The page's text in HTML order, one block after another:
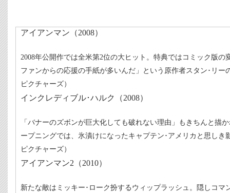
アイアンマン（2008）
2008年公開作では全米第2位の大ヒット。特典ではコミック版の
ファンからの応援の手紙が多いんだ」という原作者スタン･リー
ピクチャーズ）
インクレディブル･ハルク（2008）
「バナーのズボンが巨大化しても破れない理由」もきちんと描
ープニングでは、氷漬けになったキャプテン･アメリカと思しき
ピクチャーズ）
アイアンマン2（2010）
新たな敵はミッキー･ローク扮するウィップラッシュ。隠しコマ